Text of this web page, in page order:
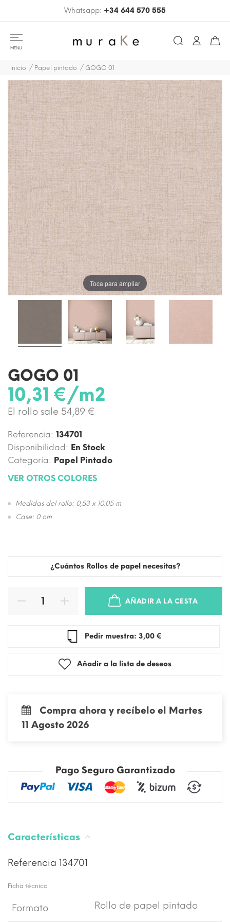
Whatsapp: +34 644 570 555
MENU
Inicio Papel pintado GOGO 01
Toca para ampliar
GOGO 01
10,31 €/m2
El rollo sale 54,89 €
Referencia: 134701
Disponibilidad: En Stock
Categoría: Papel Pintado
VER OTROS COLORES
Medidas del rollo: 0,53 x 10,05 m
Case: 0 cm
¿Cuántos Rollos de papel necesitas?
AÑADIR A LA CESTA
Pedir muestra: 3,00 €
Añadir a la lista de deseos
Compra ahora y recíbelo el Martes
11 Agosto 2026
Pago Seguro Garantizado
Características
Referencia 134701
Ficha técnica
Formato Rollo de papel pintado